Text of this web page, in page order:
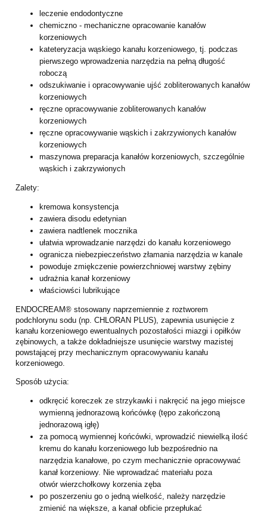
leczenie endodontyczne
chemiczno - mechaniczne opracowanie kanałów
korzeniowych
kateteryzacja wąskiego kanału korzeniowego, tj. podczas
pierwszego wprowadzenia narzędzia na pełną długość
roboczą
odszukiwanie i opracowywanie ujść zobliterowanych kanałów
korzeniowych
ręczne opracowywanie zobliterowanych kanałów
korzeniowych
ręczne opracowywanie wąskich i zakrzywionych kanałów
korzeniowych
maszynowa preparacja kanałów korzeniowych, szczególnie
wąskich i zakrzywionych
Zalety:
kremowa konsystencja
zawiera disodu edetynian
zawiera nadtlenek mocznika
ułatwia wprowadzanie narzędzi do kanału korzeniowego
ogranicza niebezpieczeństwo złamania narzędzia w kanale
powoduje zmiękczenie powierzchniowej warstwy zębiny
udrażnia kanał korzeniowy
właściowści lubrikujące
ENDOCREAM® stosowany naprzemiennie z roztworem
podchlorynu sodu (np. CHLORAN PLUS), zapewnia usunięcie z
kanału korzeniowego ewentualnych pozostałości miazgi i opiłków
zębinowych, a także dokładniejsze usunięcie warstwy mazistej
powstającej przy mechanicznym opracowywaniu kanału
korzeniowego.
Sposób użycia:
odkręcić koreczek ze strzykawki i nakręcić na jego miejsce
wymienną jednorazową końcówkę (tępo zakończoną
jednorazową igłę)
za pomocą wymiennej końcówki, wprowadzić niewielką ilość
kremu do kanału korzeniowego lub bezpośrednio na
narzędzia kanałowe, po czym mechanicznie opracowywać
kanał korzeniowy. Nie wprowadzać materiału poza
otwór wierzchołkowy korzenia zęba
po poszerzeniu go o jedną wielkość, należy narzędzie
zmienić na większe, a kanał obficie przepłukać